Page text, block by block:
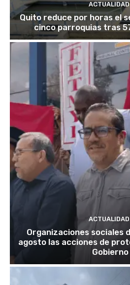
ACTUALIDAD
Quito reduce por horas el
cinco parroquias tras
ACTUALIDAD
Organizaciones sociales
agosto las acciones de
Gobierno